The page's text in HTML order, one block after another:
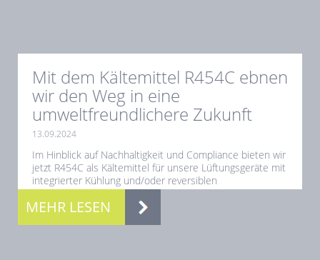
Mit dem Kältemittel R454C ebnen
wir den Weg in eine
umweltfreundlichere Zukunft
13.09.2024
Im Hinblick auf Nachhaltigkeit und Compliance bieten wir
jetzt R454C als Kältemittel für unsere Lüftungsgeräte mit
integrierter Kühlung und/oder reversiblen
Wärmepumpen...
MEHR LESEN